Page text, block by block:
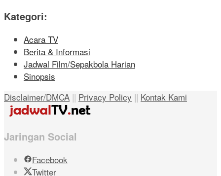
Kategori:
Acara TV
Berita & Informasi
Jadwal Film/Sepakbola Harian
Sinopsis
Disclaimer/DMCA || Privacy Policy || Kontak Kami
Jaringan Social
Facebook
Twitter